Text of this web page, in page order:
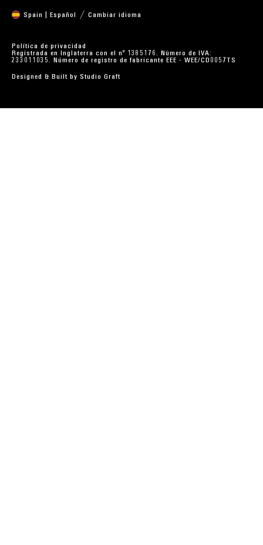
Spain | Español Cambiar idioma
Política de privacidad
Registrada en Inglaterra con el nº 1385176. Número de IVA:
233011035. Número de registro de fabricante EEE - WEE/CD0057TS
Designed & Built by Studio Graft